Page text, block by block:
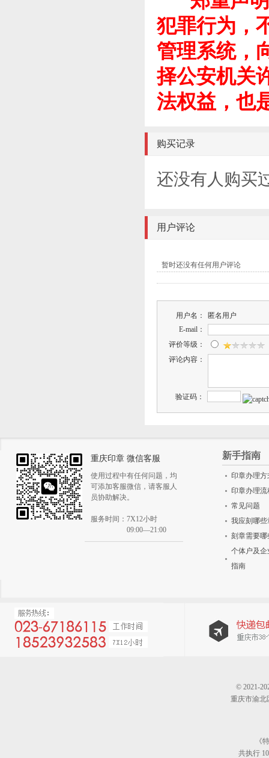
犯罪行为，
管理系统，
择公安机关
法权益，也
购买记录
还没有人购买
用户评论
暂时还没有任何用户评论
用户名：
匿名用户
E-mail：
评价等级：
评论内容：
验证码：
重庆印章 微信客服
使用过程中有任何问题，均
可添加客服微信，请客服人
员协助解决。
服务时间：7X12小时
09:00—21:00
新手指南
印章办理方
印章办理流
常见问题
我应刻哪些
刻章需要哪
个体户及企
指南
© 2021-
重庆市渝北
《
共执行